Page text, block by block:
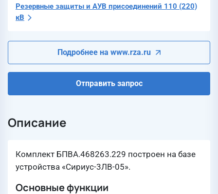
Резервные защиты и АУВ присоединений 110 (220)
кВ
Подробнее на www.rza.ru
Отправить запрос
Описание
Комплект БПВА.468263.229 построен на базе
устройства «Сириус-3ЛВ-05».
Основные функции